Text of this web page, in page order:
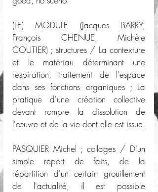
(LE) MODULE (Jacques BARRY,
François CHENUE, Michèle
COUTIER) ; structures / La contexture
et le matériau déterminant une
respiration, traitement de l'espace
dans ses fonctions organiques ; La
pratique d'une création collective
devant rompre la dissolution de
l'œuvre et de la vie dont elle est issue.
PASQUIER Michel ; collages / D'un
simple report de faits, de la
répartition d'un certain grouillement
de l'actualité, il est possible